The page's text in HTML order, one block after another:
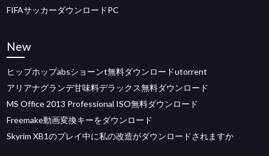
FIFAサッカーダウンロードPC
New
ヒップホップabsショーンt無料ダウンロードutorrent
アリアナグランデ甘味料デラックス無料ダウンロード
MS Office 2013 Professional ISO無料ダウンロード
Freemake動画変換キーをダウンロード
Skyrim XB1のプレイ中に私の改造がダウンロードされますか